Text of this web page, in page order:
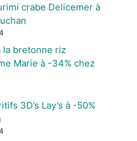
crabe Delicemer à
la bretonne riz
Marie à -34% chez
3D’s Lay’s à -50%